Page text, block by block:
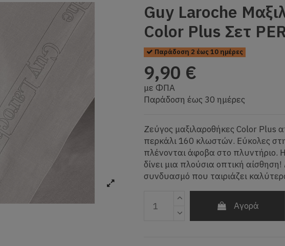
Guy Laroche
Color Plus Σετ
Παράδοση 2 έως 10 ημέρες
9,90 €
με ΦΠΑ
Παράδοση έως 30 ημέρες
Ζεύγος μαξιλαροθήκες Color
περκάλι 160 κλωστών. Εύκολες
πλένονται άφοβα στο πλυντήριο.
δίνει μια πλούσια οπτική
συνδυασμό που ταιριάζει
Αγορά